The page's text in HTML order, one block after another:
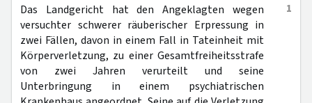
1
Das Landgericht hat den Angeklagten wegen
versuchter schwerer räuberischer Erpressung in
zwei Fällen, davon in einem Fall in Tateinheit mit
Körperverletzung, zu einer Gesamtfreiheitsstrafe
von zwei Jahren verurteilt und seine
Unterbringung in einem psychiatrischen